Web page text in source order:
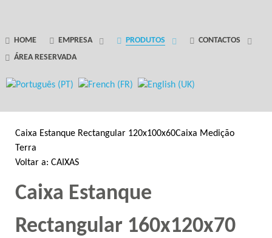
HOME EMPRESA PRODUTOS
CONTACTOS
ÁREA RESERVADA
GANTRY 5 PARTICLE
Error while rendering particle.
Caixa Estanque Rectangular 120x100x60Caixa Medição
Terra
Voltar a: CAIXAS
Caixa Estanque
Rectangular 160x120x70